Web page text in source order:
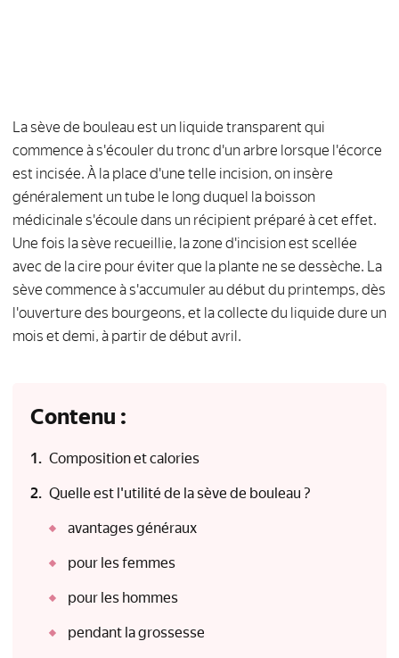
La sève de bouleau est un liquide transparent qui
commence à s'écouler du tronc d'un arbre lorsque l'écorce
est incisée. À la place d'une telle incision, on insère
généralement un tube le long duquel la boisson
médicinale s'écoule dans un récipient préparé à cet effet.
Une fois la sève recueillie, la zone d'incision est scellée
avec de la cire pour éviter que la plante ne se dessèche. La
sève commence à s'accumuler au début du printemps, dès
l'ouverture des bourgeons, et la collecte du liquide dure un
mois et demi, à partir de début avril.
Contenu :
Composition et calories
Quelle est l'utilité de la sève de bouleau ?
avantages généraux
pour les femmes
pour les hommes
pendant la grossesse